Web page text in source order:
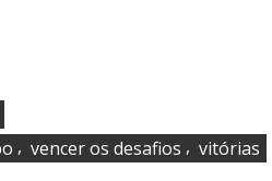
, vencer os desafios , vitórias